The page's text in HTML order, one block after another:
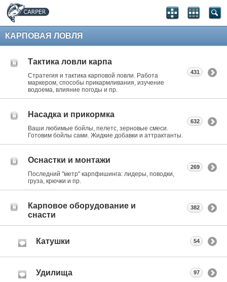
КАРПОВАЯ ЛОВЛЯ
Тактика ловли карпа
Стратегия и тактика карповой ловли. Работа
маркером, способы прикармливания, изучение
водоема, влияние погоды и пр.
431
Насадка и прикормка
Ваши любимые бойлы, пелетс, зерновые смеси.
Готовим бойлы сами. Жидкие добавки и аттрактанты.
632
Оснастки и монтажи
Последний "метр" карпфишинга: лидеры, поводки,
груза, крючки и пр.
269
Карповое оборудование и
снасти
382
Катушки 54
Удилища 97